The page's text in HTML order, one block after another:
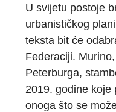
U svijetu postoje
urbanističkog
teksta bit će
Federaciji.
Peterburga,
2019. godine koje
onoga što se